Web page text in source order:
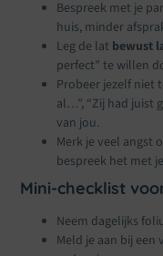
Bespreek met je
huis, minder
Leg de lat bewust
perfect” te willen
Probeer jezelf niet
al…”, “Zij had juist
van jou.
Merk je veel angst
bespreek het met
Mini-checklist
Neem dagelijks
Meld je aan bij